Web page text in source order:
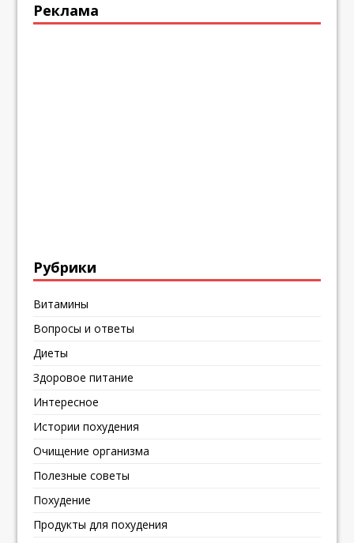
Реклама
Рубрики
Витамины
Вопросы и ответы
Диеты
Здоровое питание
Интересное
Истории похудения
Очищение организма
Полезные советы
Похудение
Продукты для похудения